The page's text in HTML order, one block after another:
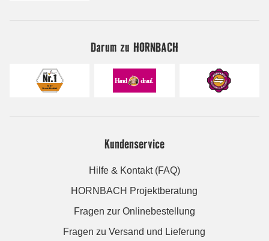
Darum zu HORNBACH
Kundenservice
Hilfe & Kontakt (FAQ)
HORNBACH Projektberatung
Fragen zur Onlinebestellung
Fragen zu Versand und Lieferung